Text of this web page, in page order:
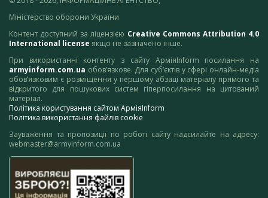
Міністерство оборони України
Контент доступний за ліцензією Creative Commons Attribution 4.0
International license якщо не зазначено інше.
При використанні контенту з сайту АрміяInform посилання на
armyinform.com.ua обов’язкове. Для суб’єктів у сфері онлайн-медіа
обов’язковим є розміщення у першому абзаці матеріалу прямого та
відкритого для пошукових систем гіперпосилання на цитований
матеріал.
Політика користування сайтом АрміяInform
Політика використання файлів cookie
Зауваження та пропозиції по роботі сайту надсилайте на адресу:
webmaster@armyinform.com.ua